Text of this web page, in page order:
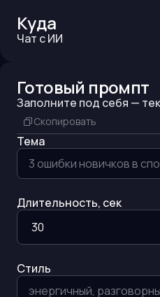
Куда
Чат с ИИ
Готовый промпт
Заполните под себя —
Скопировать
Тема
Длительность, сек
Стиль